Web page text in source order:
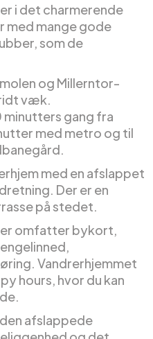
i det charmerende
med mange gode
som de
og Millerntor-
væk.
minutters gang fra
med metro og til
med en afslappet
Der er en
på stedet.
omfatter bykort,
Vandrerhjemmet
hours, hvor du kan
afslappede